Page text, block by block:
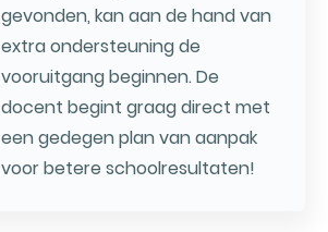
gevonden, kan aan de hand van
extra ondersteuning de
vooruitgang beginnen. De
docent begint graag direct met
een gedegen plan van aanpak
voor betere schoolresultaten!